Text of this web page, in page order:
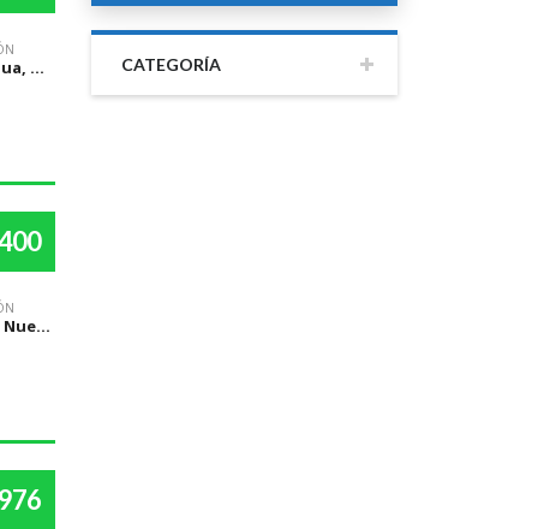
CATEGORÍA
Managua, Managua
Jalapa, Nueva Segovia